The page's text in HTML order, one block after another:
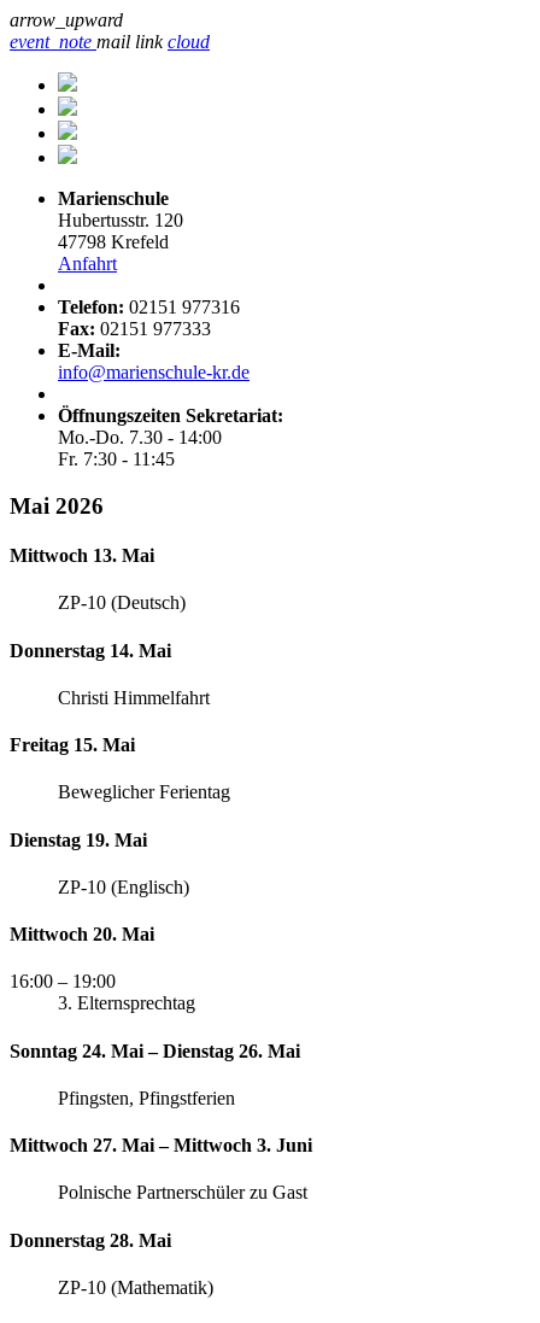
arrow_upward
event_note mail link cloud
Marienschule
Hubertusstr. 120
47798 Krefeld
Anfahrt
Telefon: 02151 977316
Fax: 02151 977333
E-Mail:
info@marienschule-kr.de
Öffnungszeiten Sekretariat:
Mo.-Do. 7.30 - 14:00
Fr. 7:30 - 11:45
Mai 2026
Mittwoch 13. Mai
ZP-10 (Deutsch)
Donnerstag 14. Mai
Christi Himmelfahrt
Freitag 15. Mai
Beweglicher Ferientag
Dienstag 19. Mai
ZP-10 (Englisch)
Mittwoch 20. Mai
16:00 – 19:00
3. Elternsprechtag
Sonntag 24. Mai – Dienstag 26. Mai
Pfingsten, Pfingstferien
Mittwoch 27. Mai – Mittwoch 3. Juni
Polnische Partnerschüler zu Gast
Donnerstag 28. Mai
ZP-10 (Mathematik)